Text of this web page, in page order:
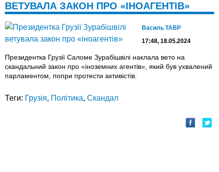
ВЕТУВАЛА ЗАКОН ПРО «ІНОАГЕНТІВ»
Василь ТАВР
17:48, 18.05.2024
Президентка Грузії Саломе Зурабішвілі наклала вето на
скандальний закон про «іноземних агентів», який був ухвалений
парламентом, попри протести активістів.
Теги: Грузія, Політика, Скандал